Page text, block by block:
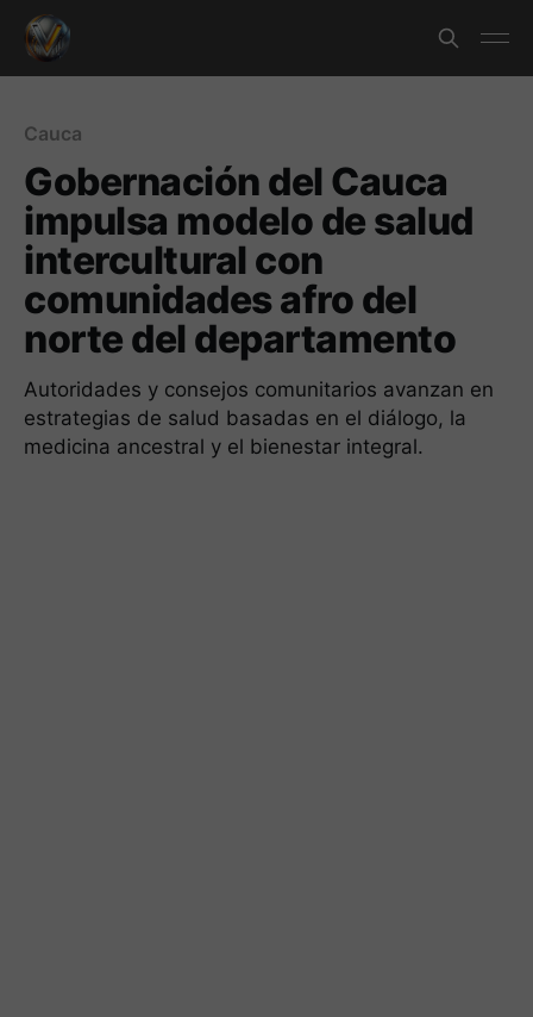
Cauca
Gobernación del Cauca
impulsa modelo de salud
intercultural con
comunidades afro del
norte del departamento
Autoridades y consejos comunitarios avanzan en
estrategias de salud basadas en el diálogo, la
medicina ancestral y el bienestar integral.